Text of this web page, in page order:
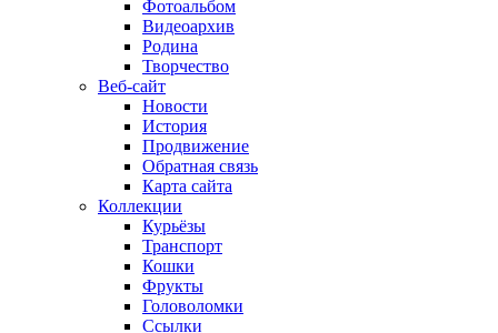
Фотоальбом
Видеоархив
Родина
Творчество
Веб-сайт
Новости
История
Продвижение
Обратная связь
Карта сайта
Коллекции
Курьёзы
Транспорт
Кошки
Фрукты
Головоломки
Ссылки